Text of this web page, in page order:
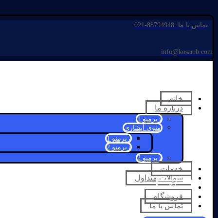
تماس با ما: 88794948-021
info@kosarrb.com
خانه
درباره ما
زیرمنو 1
منوی آبشاری
زیرمنو 1
زیرمنو 2
زیرمنو 2
خدمات
سوالات متداول
وبلاگ
فروشگاه
تماس با ما